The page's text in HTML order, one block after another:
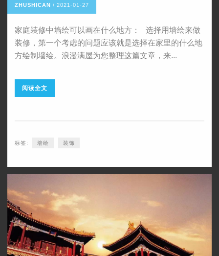
ZHUSHICAN / 2021-01-27
家庭装修中墙绘可以画在什么地方： 选择用墙绘来做
装修，第一个考虑的问题应该就是选择在家里的什么地
方绘制墙绘。浪漫满屋为您整理这篇文章，来...
阅读全文
标签: 墙绘 装饰